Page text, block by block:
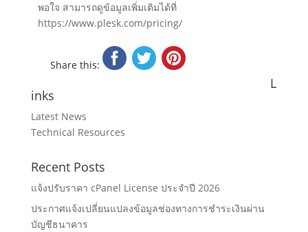
พอใจ สามารถดูข้อมูลเพิ่มเติมได้ที่
https://www.plesk.com/pricing/
Share this:
L
inks
Latest News
Technical Resources
Recent Posts
แจ้งปรับราคา cPanel License ประจำปี 2026
ประกาศแจ้งเปลี่ยนแปลงข้อมูลช่องทางการชำระเงินผ่าน
บัญชีธนาคาร